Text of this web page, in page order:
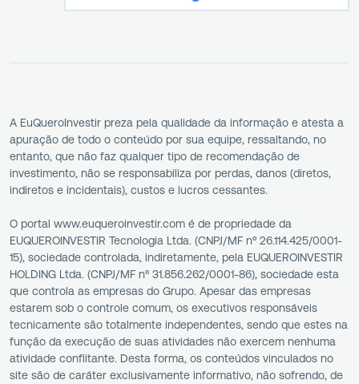
A EuQueroInvestir preza pela qualidade da informação e atesta a
apuração de todo o conteúdo por sua equipe, ressaltando, no
entanto, que não faz qualquer tipo de recomendação de
investimento, não se responsabiliza por perdas, danos (diretos,
indiretos e incidentais), custos e lucros cessantes.
O portal www.euqueroinvestir.com é de propriedade da
EUQUEROINVESTIR Tecnologia Ltda. (CNPJ/MF nº 26.114.425/0001-
15), sociedade controlada, indiretamente, pela EUQUEROINVESTIR
HOLDING Ltda. (CNPJ/MF nº 31.856.262/0001-86), sociedade esta
que controla as empresas do Grupo. Apesar das empresas
estarem sob o controle comum, os executivos responsáveis
tecnicamente são totalmente independentes, sendo que estes na
função da execução de suas atividades não exercem nenhuma
atividade conflitante. Desta forma, os conteúdos vinculados no
site são de caráter exclusivamente informativo, não sofrendo, de